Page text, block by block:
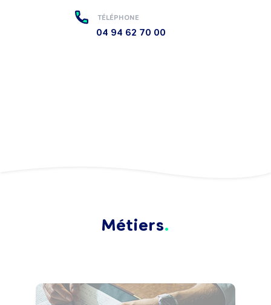
TÉLÉPHONE
04 94 62 70 00
Métiers